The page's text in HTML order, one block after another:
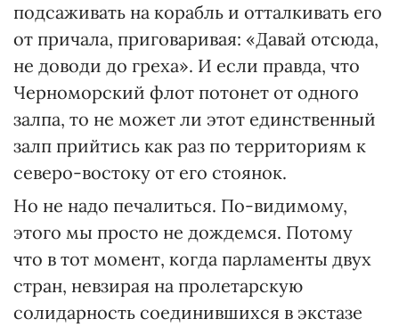
подсаживать на корабль и отталкивать его
от причала, приговаривая: «Давай отсюда,
не доводи до греха». И если правда, что
Черноморский флот потонет от одного
залпа, то не может ли этот единственный
залп прийтись как раз по территориям к
северо-востоку от его стоянок.
Но не надо печалиться. По-видимому,
этого мы просто не дождемся. Потому
что в тот момент, когда парламенты двух
стран, невзирая на пролетарскую
солидарность соединившихся в экстазе